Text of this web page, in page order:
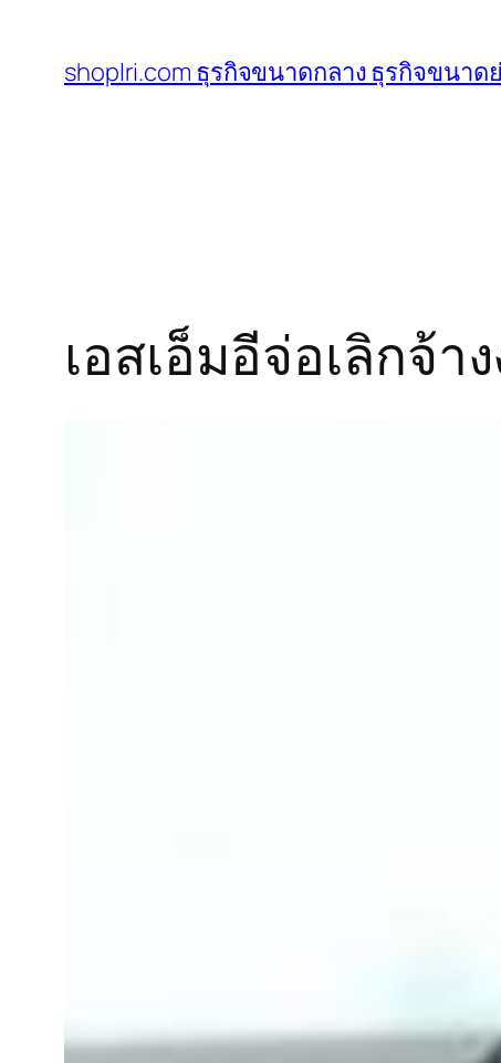
shoplri.com ธุรกิจขนาดกลาง ธุรกิจขนาด
เอสเอ็มอีจ่อเลิกจ้า